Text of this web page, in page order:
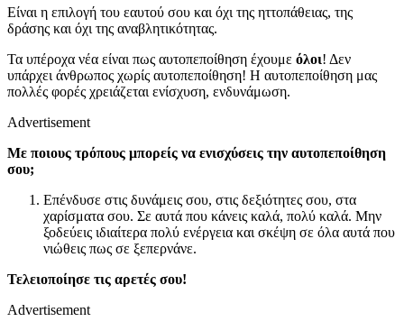
Είναι η επιλογή του εαυτού σου και όχι της ηττοπάθειας, της
δράσης και όχι της αναβλητικότητας.
Τα υπέροχα νέα είναι πως αυτοπεποίθηση έχουμε όλοι! Δεν
υπάρχει άνθρωπος χωρίς αυτοπεποίθηση! Η αυτοπεποίθηση μας
πολλές φορές χρειάζεται ενίσχυση, ενδυνάμωση.
Advertisement
Με ποιους τρόπους μπορείς να ενισχύσεις την αυτοπεποίθηση
σου;
Επένδυσε στις δυνάμεις σου, στις δεξιότητες σου, στα
χαρίσματα σου. Σε αυτά που κάνεις καλά, πολύ καλά. Μην
ξοδεύεις ιδιαίτερα πολύ ενέργεια και σκέψη σε όλα αυτά που
νιώθεις πως σε ξεπερνάνε.
Τελειοποίησε τις αρετές σου!
Advertisement